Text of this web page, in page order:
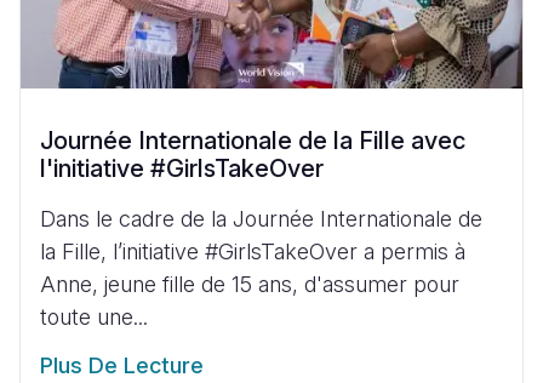
Journée Internationale de la Fille avec
l'initiative #GirlsTakeOver
Dans le cadre de la Journée Internationale de
la Fille, l’initiative #GirlsTakeOver a permis à
Anne, jeune fille de 15 ans, d'assumer pour
toute une...
Plus De Lecture